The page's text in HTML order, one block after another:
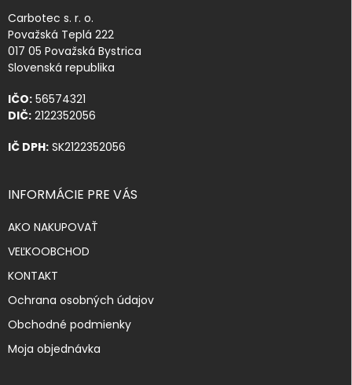
Carbotec s. r. o.
Považská Teplá 222
017 05 Považská Bystrica
Slovenská republika
IČO: 56574321
DIČ: 2122352056
IČ DPH: SK2122352056
INFORMÁCIE PRE VÁS
AKO NAKUPOVAŤ
VEĽKOOBCHOD
KONTAKT
Ochrana osobných údajov
Obchodné podmienky
Moja objednávka